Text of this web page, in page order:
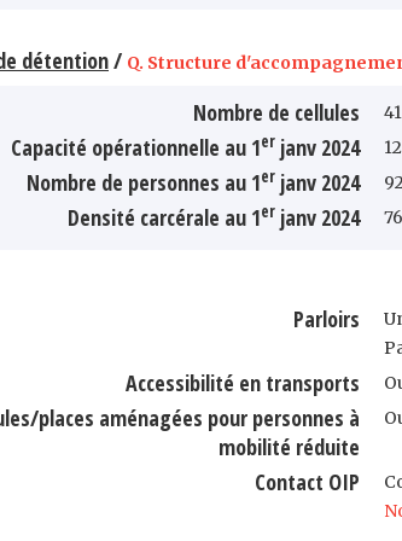
détention/ Q. Structure
Nombre de cellules 41
Capacité opérationnelle au 1er janv 2024
Nombre de personnes au 1er janv 2024
Densité carcérale au 1er janv 2024
Parloirs
Accessibilité en transports
places aménagées pour personnes à
mobilité réduite
Contact OIP